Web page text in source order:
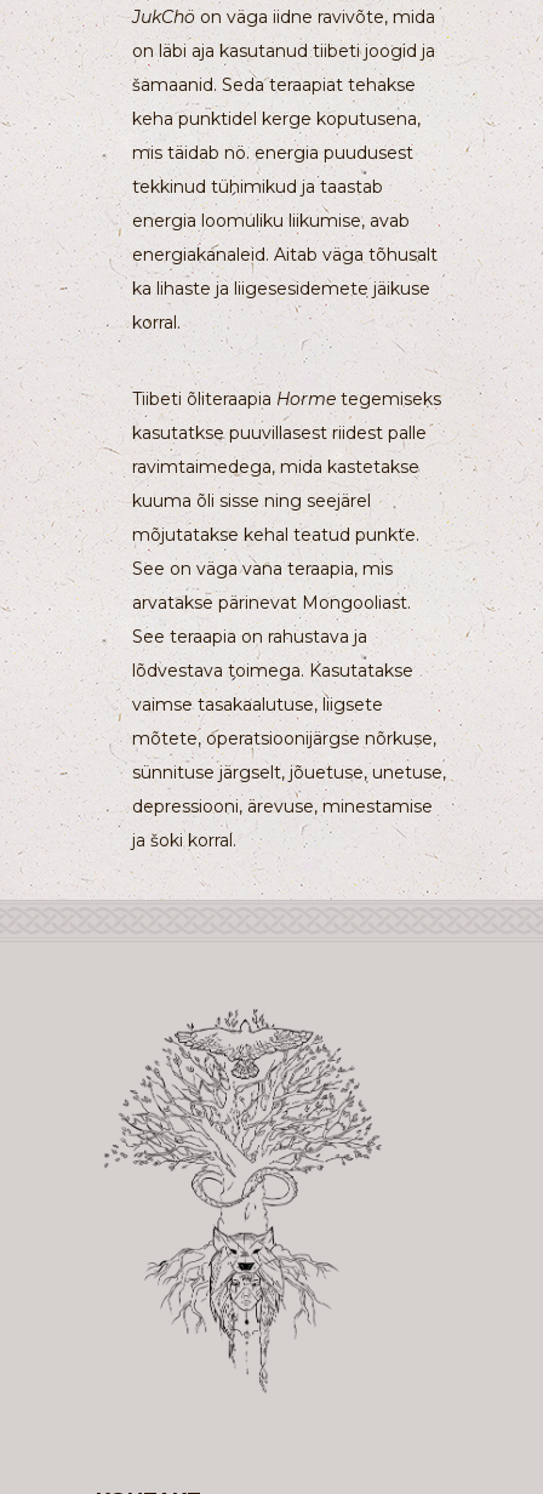
JukChö on väga iidne ravivõte, mida
on läbi aja kasutanud tiibeti joogid ja
šamaanid. Seda teraapiat tehakse
keha punktidel kerge koputusena,
mis täidab nö. energia puudusest
tekkinud tühimikud ja taastab
energia loomuliku liikumise, avab
energiakanaleid. Aitab väga tõhusalt
ka lihaste ja liigesesidemete jäikuse
korral.
Tiibeti õliteraapia Horme tegemiseks
kasutatkse puuvillasest riidest palle
ravimtaimedega, mida kastetakse
kuuma õli sisse ning seejärel
mõjutatakse kehal teatud punkte.
See on väga vana teraapia, mis
arvatakse pärinevat Mongooliast.
See teraapia on rahustava ja
lõdvestava toimega. Kasutatakse
vaimse tasakaalutuse, liigsete
mõtete, operatsioonijärgse nõrkuse,
sünnituse järgselt, jõuetuse, unetuse,
depressiooni, ärevuse, minestamise
ja šoki korral.